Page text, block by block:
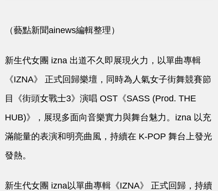
（藝點新聞ainews編輯整理）
新生代女團 izna 出道不久即展現火力，以單曲專輯
《IZNA》 正式回歸樂壇，同時為人氣女子街舞競賽節
目《街頭女戰士3》演唱 OST《SASS (Prod. THE
HUB)》，展現多面向音樂實力與舞台魅力。 izna以充
滿能量的表演和明亮曲風，持續在 K-POP 舞台上發光
發熱。
新生代女團 izna以單曲專輯《IZNA》 正式回歸，持續